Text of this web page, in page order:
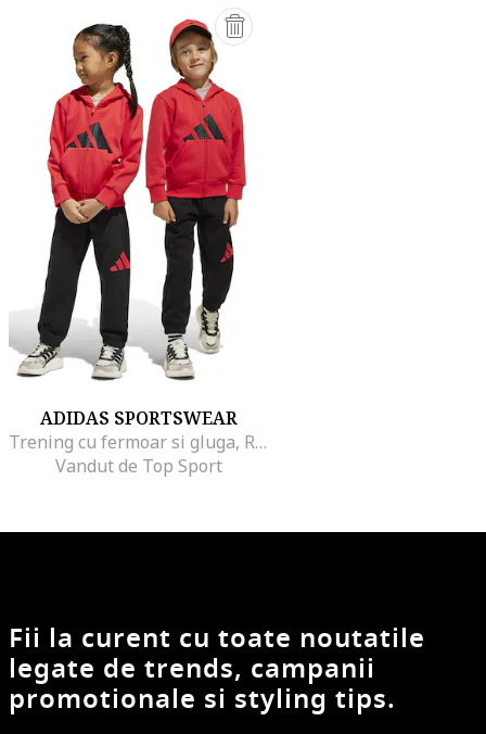
ADIDAS SPORTSWEAR
Trening cu fermoar si gluga, Rosu/Negru
Vandut de Top Sport
Fii la curent cu toate noutatile
legate de trends, campanii
promotionale si styling tips.